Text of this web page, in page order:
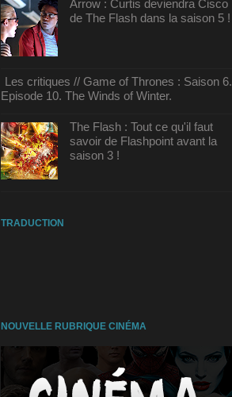
Arrow : Curtis deviendra Cisco
de The Flash dans la saison 5 !
Les critiques // Game of Thrones : Saison 6.
Episode 10. The Winds of Winter.
The Flash : Tout ce qu'il faut
savoir de Flashpoint avant la
saison 3 !
TRADUCTION
NOUVELLE RUBRIQUE CINÉMA